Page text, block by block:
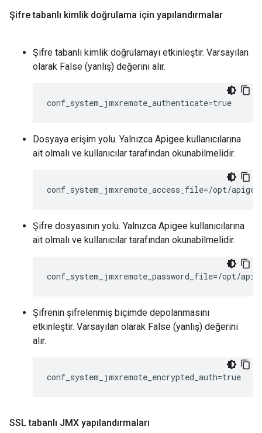
Şifre tabanlı kimlik doğrulama için yapılandırmalar
Şifre tabanlı kimlik doğrulamayı etkinleştir. Varsayılan
olarak False (yanlış) değerini alır.
conf_system_jmxremote_authenticate=true
Dosyaya erişim yolu. Yalnızca Apigee kullanıcılarına
ait olmalı ve kullanıcılar tarafından okunabilmelidir.
conf_system_jmxremote_access_file=/opt/
Şifre dosyasının yolu. Yalnızca Apigee kullanıcılarına
ait olmalı ve kullanıcılar tarafından okunabilmelidir.
conf_system_jmxremote_password_file=/opt/
Şifrenin şifrelenmiş biçimde depolanmasını
etkinleştir. Varsayılan olarak False (yanlış) değerini
alır.
conf_system_jmxremote_encrypted_auth=true
SSL tabanlı JMX yapılandırmaları